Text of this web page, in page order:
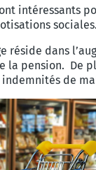
intéressants
sociales.
réside dans
la pension. De
de